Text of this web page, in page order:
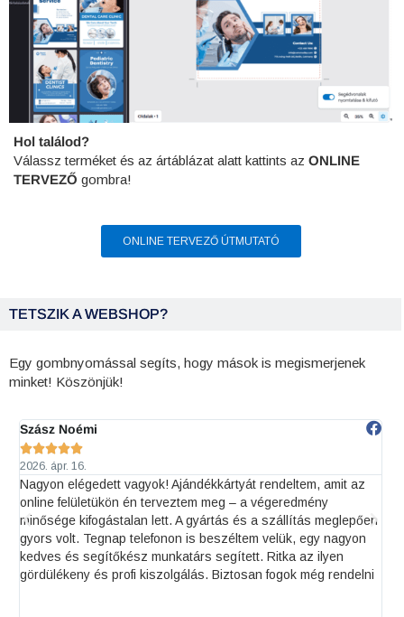
Hol találod?
Válassz terméket és az ártáblázat alatt kattints az ONLINE
TERVEZŐ gombra!
ONLINE TERVEZŐ ÚTMUTATÓ
TETSZIK A WEBSHOP?
Egy gombnyomással segíts, hogy mások is megismerjenek
minket! Köszönjük!
rendeltem, amit az
szállítás meglepően
velük, egy nagyon
Ritka az ilyen
fogok még rendelni
Idén januárban rendeltünk először címkét. A
azért a Printeraktiv Nyomda Webshop-ra
szimpatikus volt, hogy kis darabszám is
lehetőséget adnak a kisebb termelőknek.
honlapjukon található online tervezőt, amely
kezelhető és praktikus megoldás. Mindig